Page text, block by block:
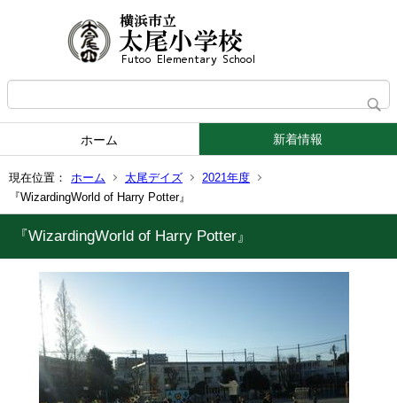
ホーム 新着情報
現在位置： ホーム 太尾デイズ
2021年度
『WizardingWorld of Harry Potter』
『WizardingWorld of Harry Potter』